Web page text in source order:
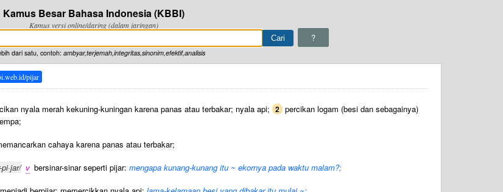
Kamus Besar Bahasa Indonesia (KBBI)
Kamus versi online/daring (dalam jaringan)
?
dari satu, contoh: ambyar,terjemah,integritas,sinonim,efektif,analisis
pijar
nyala merah kekuning-kuningan karena panas atau terbakar; nyala api; 2 percikan logam (besi dan sebagainya)
cahaya karena panas atau terbakar;
pi·jar/ v bersinar-sinar seperti pijar: mengapa kunang-kunang itu ~ ekornya pada waktu malam?;